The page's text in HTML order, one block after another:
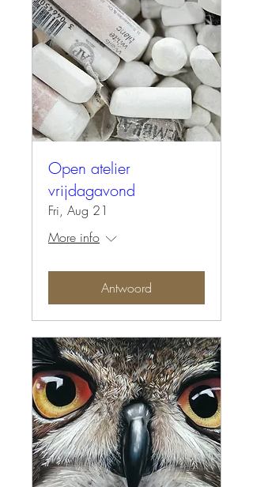
Open atelier
vrijdagavond
Fri, Aug 21
More info
Antwoord